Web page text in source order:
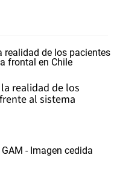
realidad de los
al sistema